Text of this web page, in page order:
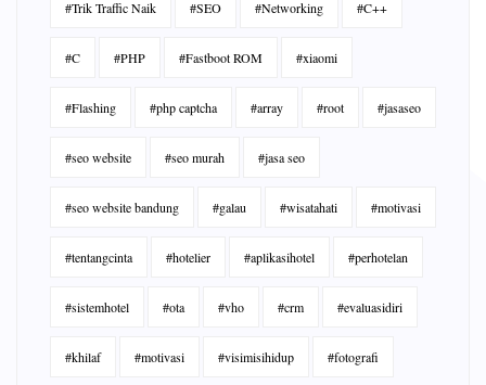
#Trik Traffic Naik #SEO #Networking #C++
#C #PHP #Fastboot ROM #xiaomi
#Flashing #php captcha #array #root #jasaseo
#seo website #seo murah #jasa seo
#seo website bandung #galau #wisatahati #motivasi
#tentangcinta #hotelier #aplikasihotel #perhotelan
#sistemhotel #ota #vho #crm #evaluasidiri
#khilaf #motivasi #visimisihidup #fotografi